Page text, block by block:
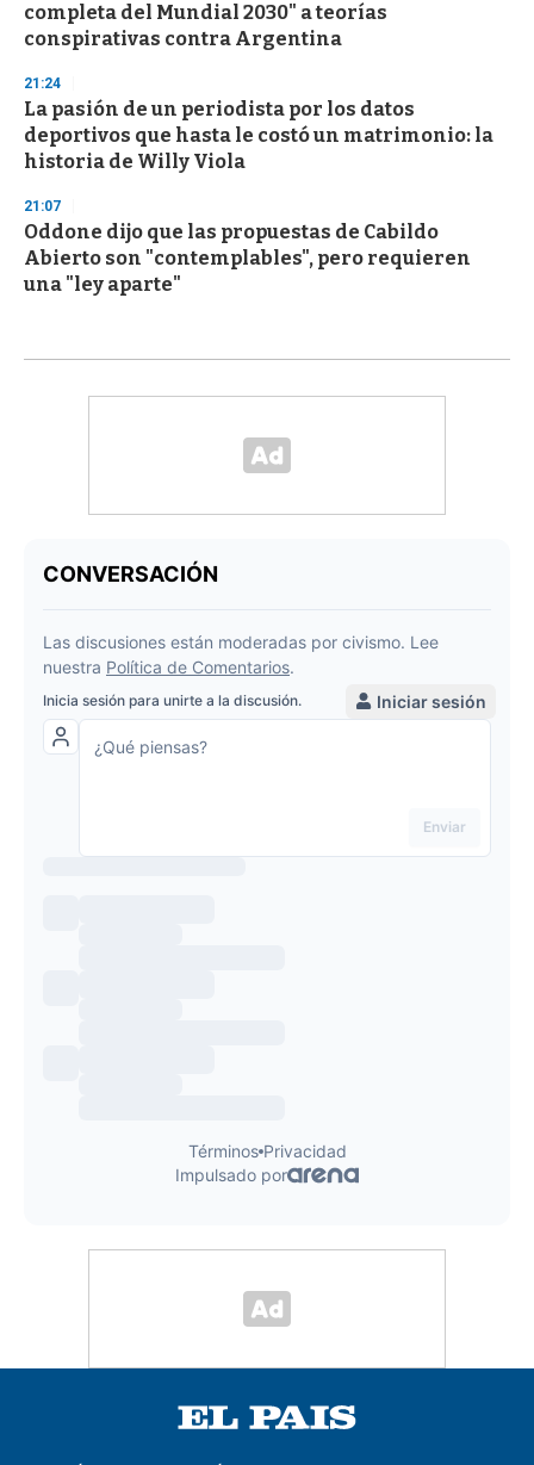
completa del Mundial 2030" a teorías
conspirativas contra Argentina
21:24
La pasión de un periodista por los datos
deportivos que hasta le costó un matrimonio: la
historia de Willy Viola
21:07
Oddone dijo que las propuestas de Cabildo
Abierto son "contemplables", pero requieren
una "ley aparte"